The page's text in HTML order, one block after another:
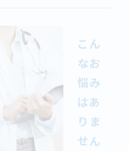
こん
なお
悩み
はあ
りま
せん